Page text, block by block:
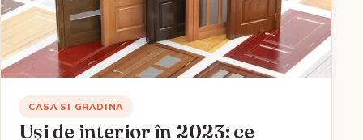
CASA SI GRADINA
Uși de interior în 2023: ce